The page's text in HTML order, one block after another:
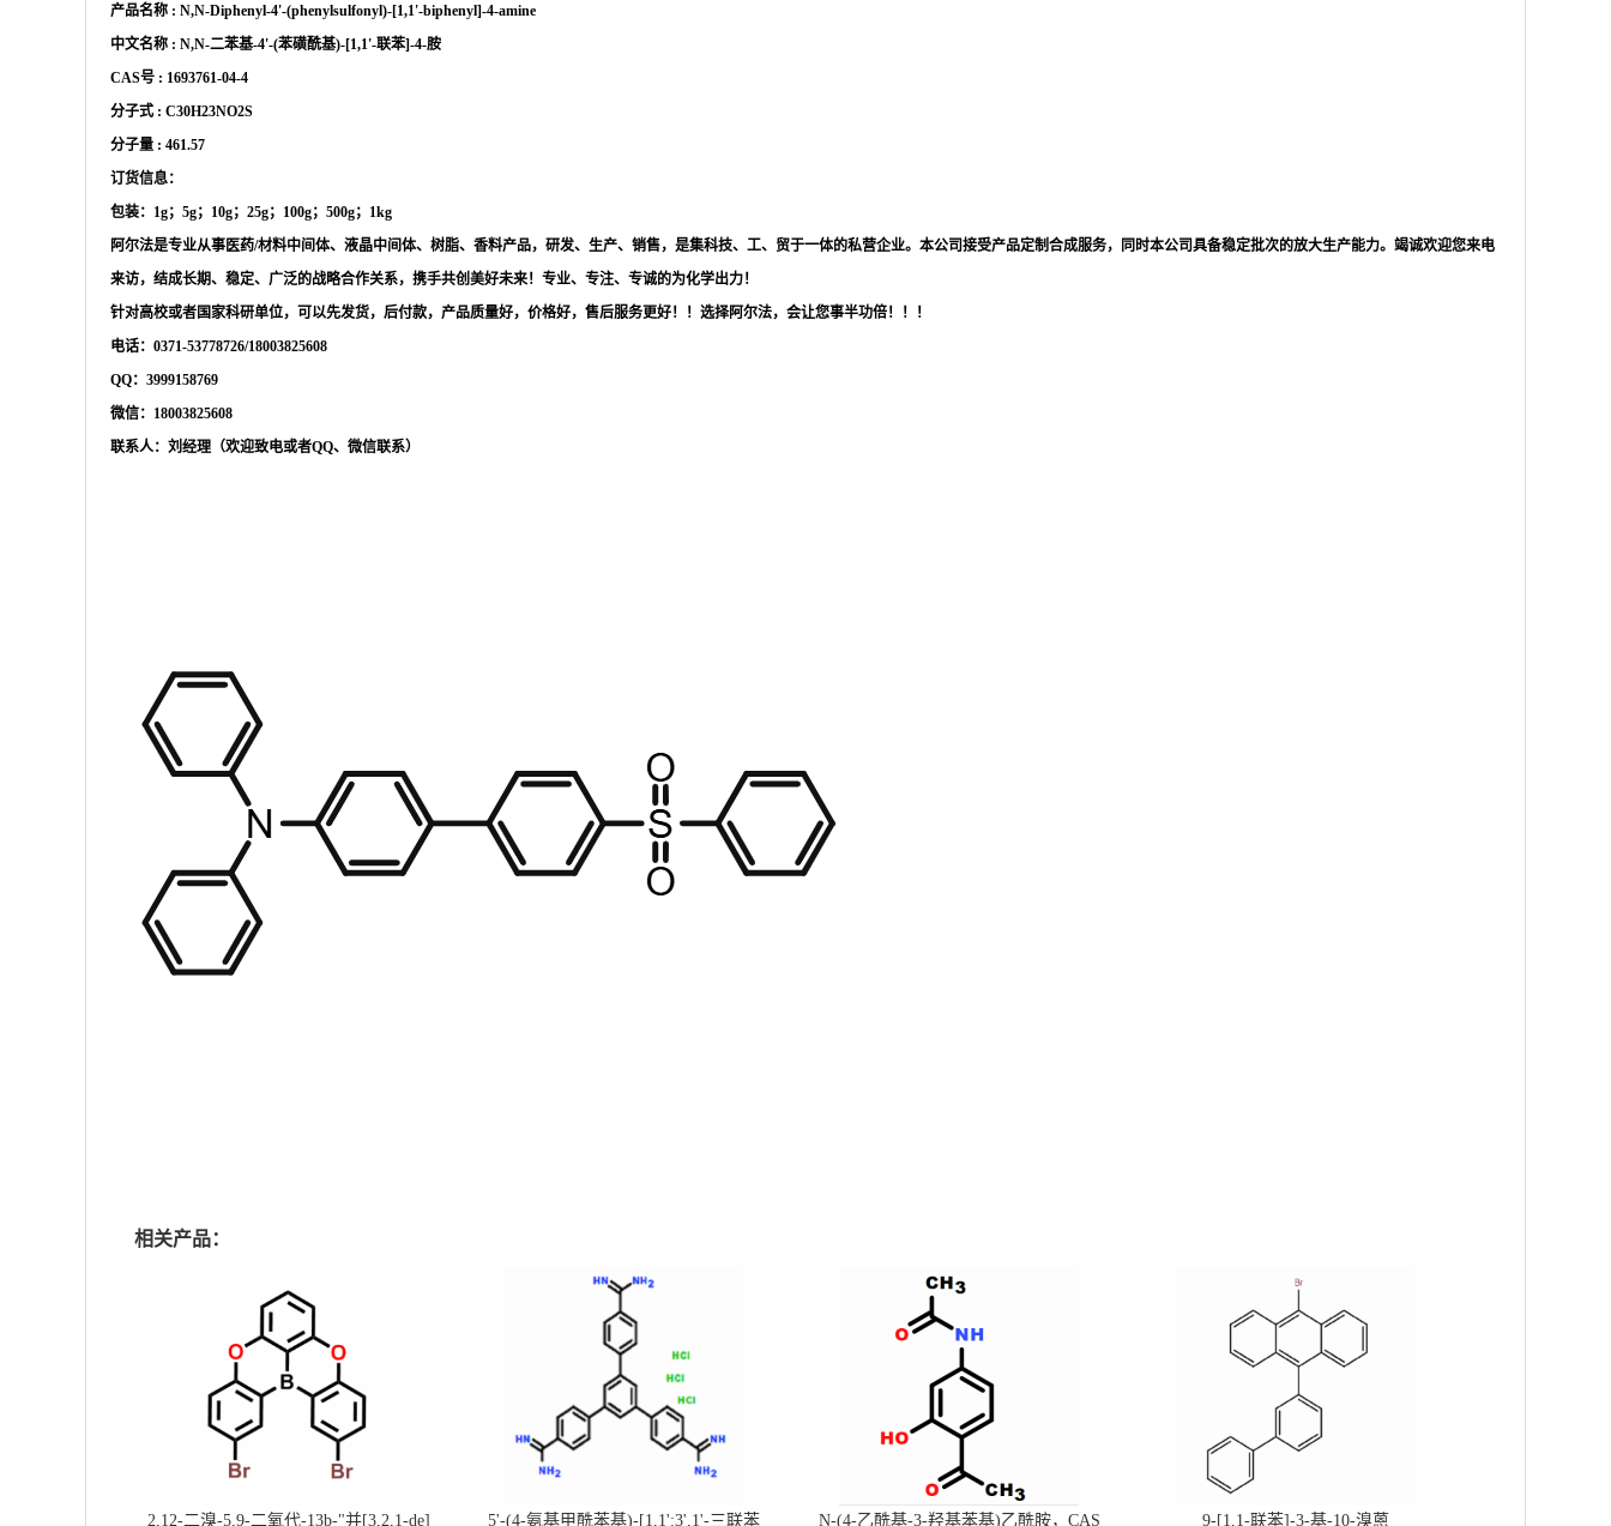
产品名称 : N,N-Diphenyl-4'-(phenylsulfonyl)-[1,1'-biphenyl]-4-amine
中文名称 : N,N-二苯基-4'-(苯磺酰基)-[1,1'-联苯]-4-胺
CAS号 : 1693761-04-4
分子式 : C30H23NO2S
分子量 : 461.57
订货信息：
包装： 1g；5g；10g；25g；100g；500g；1kg
阿尔法是专业从事医药/材料中间体、液晶中间体、树脂、香料产品，研发、生产、销售，是集科技、工、贸于一体的私营企业。本公司接受产品定制合成服务，同时本公司具备稳定批次的放大生产能力。竭诚欢迎您来电
来访，结成长期、稳定、广泛的战略合作关系，携手共创美好未来！专业、专注、专诚的为化学出力！
针对高校或者国家科研单位，可以先发货，后付款，产品质量好，价格好，售后服务更好！！选择阿尔法，会让您事半功倍！！！
电话： 0371-53778726/18003825608
QQ：3999158769
微信： 18003825608
联系人：刘经理（欢迎致电或者QQ、微信联系）
相关产品：
2,12-二溴-5,9-二氧代-13b-"并[3,2,1-de] 5'-(4-氨基甲酰苯基)-[1,1':3',1'-三联苯 N-(4-乙酰基-3-羟基苯基)乙酰胺，CAS 9-[1,1-联苯]-3-基-10-溴蒽